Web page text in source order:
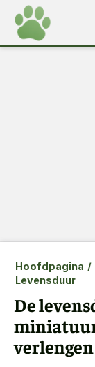
Hoofdpagina /
Levensduur
De
verlengen